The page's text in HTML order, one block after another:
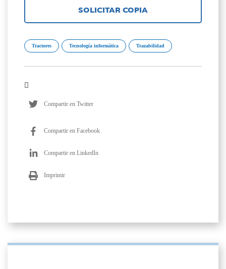
SOLICITAR COPIA
Tractores Tecnología informática Trazabilidad
Compartir en Twitter
Compartir en Facebook
Compartir en LinkedIn
Imprimir